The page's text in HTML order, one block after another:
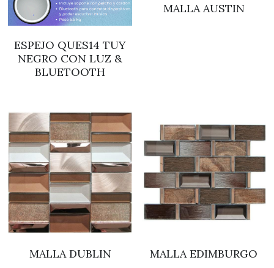
ESPEJO QUES14 TUY
NEGRO CON LUZ &
BLUETOOTH
MALLA AUSTIN
MALLA DUBLIN MALLA EDIMBURGO